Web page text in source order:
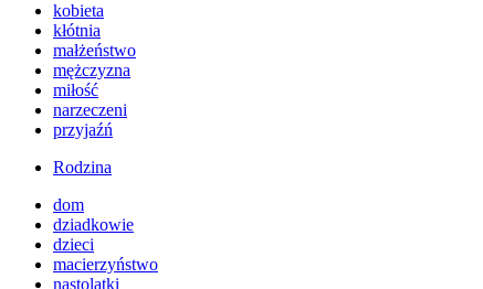
kobieta
kłótnia
małżeństwo
mężczyzna
miłość
narzeczeni
przyjaźń
Rodzina
dom
dziadkowie
dzieci
macierzyństwo
nastolatki